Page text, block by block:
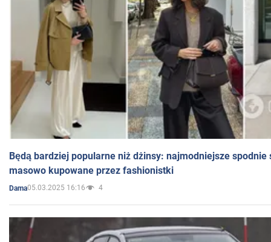
Będą bardziej popularne niż dżinsy: najmodniejsze spodnie
masowo kupowane przez fashionistki
Dama05.03.2025 16:16 4